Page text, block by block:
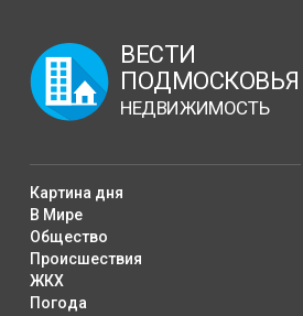
ВЕСТИ
ПОДМОСКОВЬЯ
НЕДВИЖИМОСТЬ
Картина дня
В Мире
Общество
Происшествия
ЖКХ
Погода